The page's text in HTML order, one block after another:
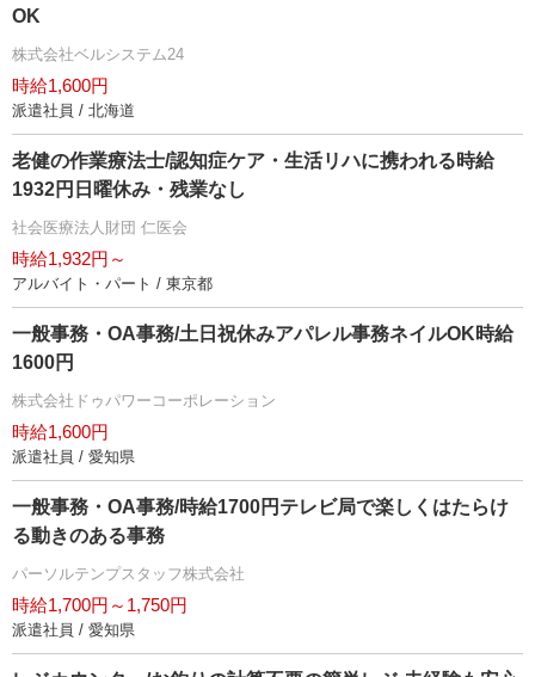
OK
株式会社ベルシステム24
時給1,600円
派遣社員 / 北海道
老健の作業療法士/認知症ケア・生活リハに携われる時給
1932円日曜休み・残業なし
社会医療法人財団 仁医会
時給1,932円～
アルバイト・パート / 東京都
一般事務・OA事務/土日祝休みアパレル事務ネイルOK時給
1600円
株式会社ドゥパワーコーポレーション
時給1,600円
派遣社員 / 愛知県
一般事務・OA事務/時給1700円テレビ局で楽しくはたらけ
る動きのある事務
パーソルテンプスタッフ株式会社
時給1,700円～1,750円
派遣社員 / 愛知県